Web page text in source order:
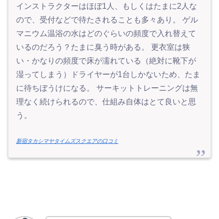
インストラクターはほぼ1人、もしくはたまに2人な
ので、受付などで待たされることも多々あり。 ゲル
マニウム温浴の水はどのぐらいの頻度で入れ替えて
いるのだろう？たまに臭う時がある。 更衣室は狭
い・かなりの頻度で床が濡れている（絶対に靴下が
湿ってしまう）ドライヤーが1台しかないため、たま
に待ちぼうけになる。 サーキットトレーニングは無
理なく続けられるので、仕組み自体はとて良いと思
う。
新宿タカシマヤタイムズスクエアの口コミ